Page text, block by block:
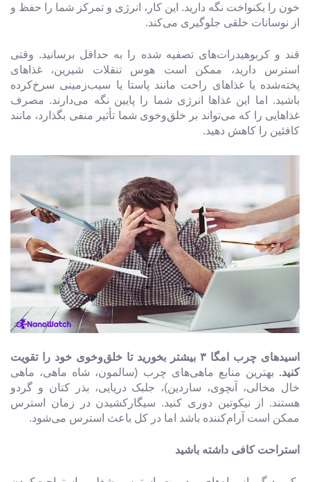
خون را یکنواخت نگه دارید. این کار، انرژی و تمرکز شما را حفظ و
از نوسانات خلقی جلوگیری می‌کند.
قند و کربوهیدرات‌های تصفیه شده را به حداقل برسانید. وقتی
استرس دارید، ممکن است هوس تنقلات شیرین، غذاهای
پخته‌شده یا غذاهای راحت مانند پاستا یا سیب‌زمینی سرخ‌کرده
باشید. اما این غذاها انرژی شما را پایین نگه می‌دارند. مصرف
غذاهایی را که می‌تواند بر خلق‌وخوی شما تأثیر منفی بگذارد، مانند
کافئین را کاهش دهید.
اسیدهای چرب امگا ۳ بیشتر بخورید تا خلق‌وخوی خود را تقویت
کنید. بهترین منابع ماهی‌های چرب (سالمون، شاه ماهی، ماهی
خال مخالی، آنچوی، ساردین)، جلبک دریایی، بذر کتان و گردو
هستند. از نیکوتین دوری کنید. سیگارکشیدن در زمان استرس
ممکن است آرام‌کننده باشد اما در کل باعث استرس می‌شود‌.
استراحت کافی داشته باشید